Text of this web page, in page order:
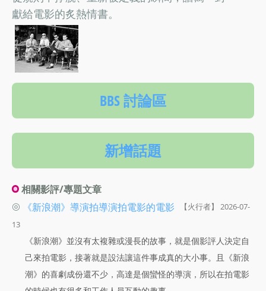
獻給電影的炙熱情書。
BBS 討論區
新增話題
相關影評/專題文章
◎
《新浪潮》導演拍導演拍電影的電影
【火行者】 2026-07-
13
《新浪潮》並沒有太複雜或漫長的故事，就是個影評人決定自
己來拍電影，接著就是設法讓這件事成真的大小事。且《新浪
潮》的喜劇成份還不少，高達是個蠻怪的導演，所以在拍電影